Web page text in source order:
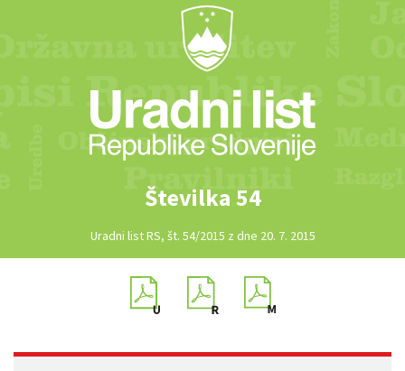
Številka 54
Uradni list RS, št. 54/2015 z dne 20. 7. 2015